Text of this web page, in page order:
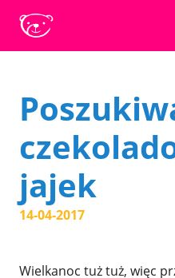
jajek
14-04-2017
Wielkanoc tuż tuż, więc